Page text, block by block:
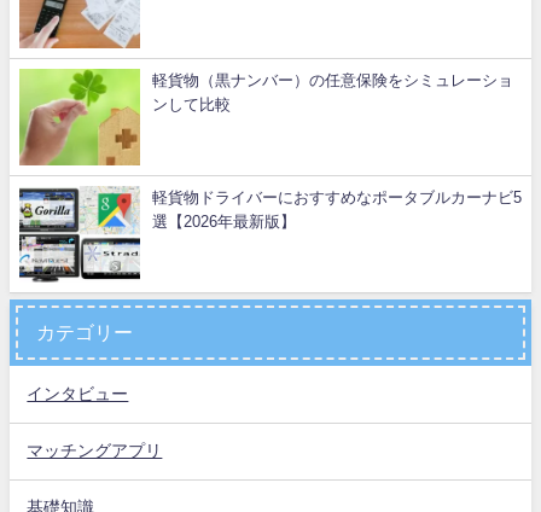
軽貨物（黒ナンバー）の任意保険をシミュレーショ
ンして比較
軽貨物ドライバーにおすすめなポータブルカーナビ5
選【2026年最新版】
カテゴリー
インタビュー
マッチングアプリ
基礎知識